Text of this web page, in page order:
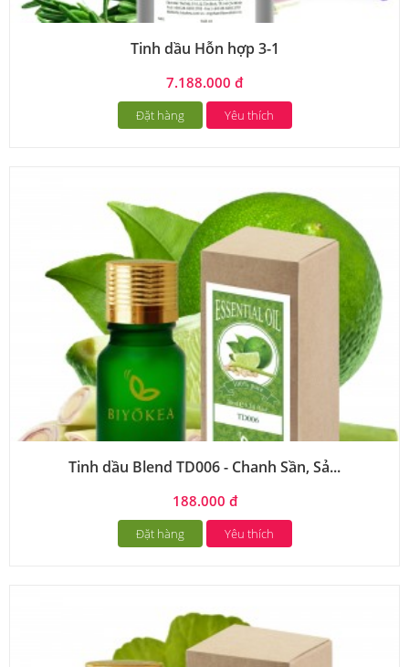
Tinh dầu Hỗn hợp 3-1
7.188.000 đ
Đặt hàng Yêu thích
Tinh dầu Blend TD006 - Chanh Sần, Sả...
188.000 đ
Đặt hàng Yêu thích